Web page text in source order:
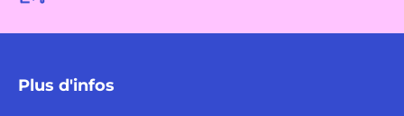
Plus d'infos